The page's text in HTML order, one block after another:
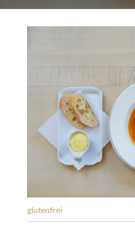
glutenfrei